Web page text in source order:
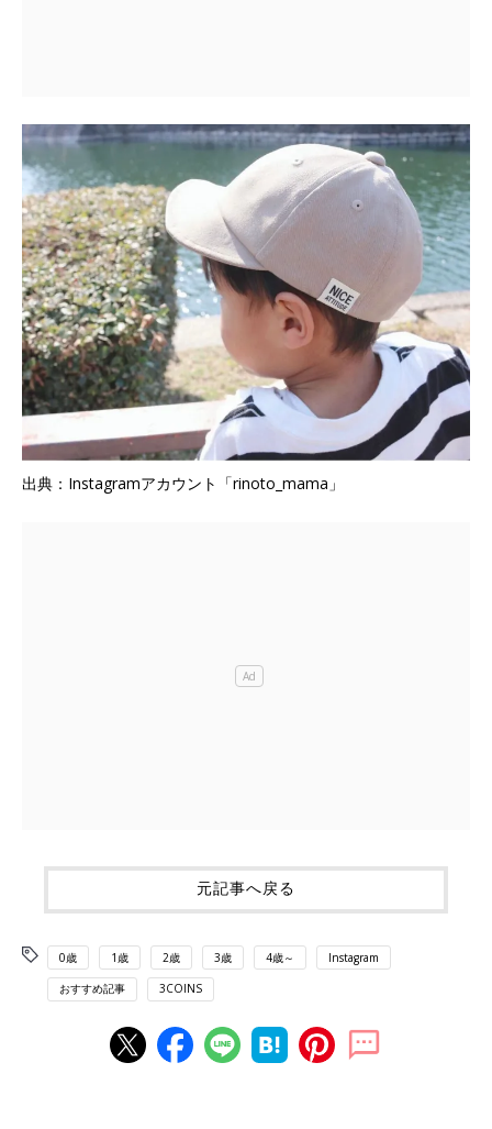
出典：Instagramアカウント「rinoto_mama」
元記事へ戻る
0歳 1歳 2歳 3歳 4歳～ Instagram
おすすめ記事 3COINS